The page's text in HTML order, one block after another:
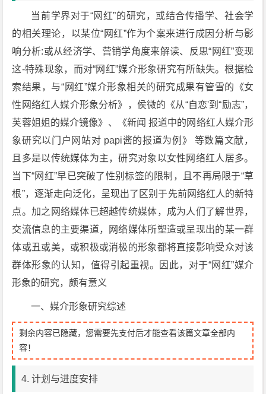
当前学界对于“网红”的研究，或结合传播学、社会学
的相关理论，以某位“网红”作为个案来进行成因分析与影
响分析:或从经济学、营销学角度来解读、反思“网红”变现
这-特殊现象，而对“网红”媒介形象研究有所缺失。根据检
索结果，与“网红”媒介形象相关的研究成果有管雪的《女
性网络红人媒介形象分析》，侯微的《从“自恋'到“励志”，
芙蓉姐姐的媒介镜像》、《新闻 报道中的网络红人媒介形
象研究以门户网站对 papi酱的报道为例》 等数篇文献，
且多是以传统媒体为主，研究对象以女性网络红人居多。
当下“网红”早已突破了性别标签的限制，且不再局限于“草
根”，逐渐走向泛化，呈现出了区别于先前网络红人的新特
点。加之网络媒体已超越传统媒体，成为人们了解世界，
交流信息的主要渠道，网络媒体所塑造或呈现出的某一群
体或丑或美，或积极或消极的形象都将直接影响受众对该
群体形象的认知，值得引起重视。因此，对于“网红”媒介
形象的研究，颇有意义
一、媒介形象研究综述
剩余内容已隐藏，您需要先支付后才能查看该篇文章全部内
容！
4. 计划与进度安排